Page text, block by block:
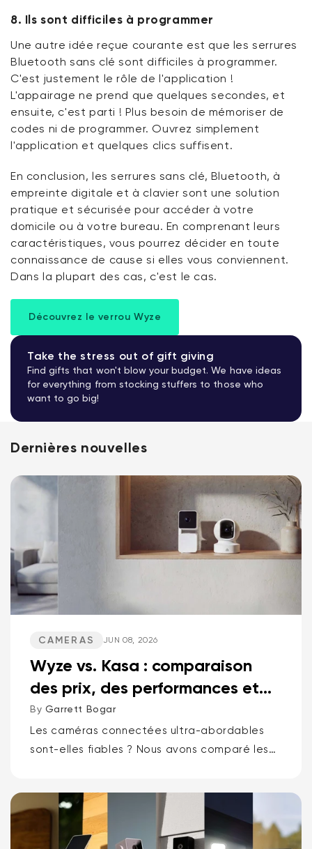
8. Ils sont difficiles à programmer
Une autre idée reçue courante est que les serrures
Bluetooth sans clé sont difficiles à programmer.
C'est justement le rôle de l'application !
L'appairage ne prend que quelques secondes, et
ensuite, c'est parti ! Plus besoin de mémoriser de
codes ni de programmer. Ouvrez simplement
l'application et quelques clics suffisent.
En conclusion, les serrures sans clé, Bluetooth, à
empreinte digitale et à clavier sont une solution
pratique et sécurisée pour accéder à votre
domicile ou à votre bureau. En comprenant leurs
caractéristiques, vous pourrez décider en toute
connaissance de cause si elles vous conviennent.
Dans la plupart des cas, c'est le cas.
Découvrez le verrou Wyze
Take the stress out of gift giving
Find gifts that won't blow your budget. We have ideas
for everything from stocking stuffers to those who
want to go big!
Dernières nouvelles
CAMERAS JUN 08, 2026
Wyze vs. Kasa : comparaison
des prix, des performances et
des fonctionnalités
By Garrett Bogar
Les caméras connectées ultra-abordables
sont-elles fiables ? Nous avons comparé les
sonnettes vidéo. Spoiler : une marque...